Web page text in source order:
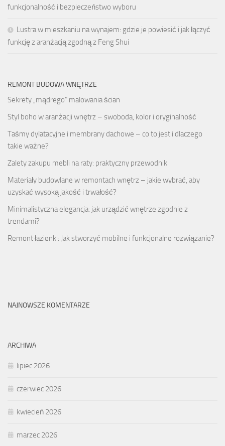
funkcjonalność i bezpieczeństwo wyboru
Lustra w mieszkaniu na wynajem: gdzie je powiesić i jak łączyć
funkcję z aranżacją zgodną z Feng Shui
REMONT BUDOWA WNĘTRZE
Sekrety „mądrego” malowania ścian
Styl boho w aranżacji wnętrz – swoboda, kolor i oryginalność
Taśmy dylatacyjne i membrany dachowe – co to jest i dlaczego
takie ważne?
Zalety zakupu mebli na raty: praktyczny przewodnik
Materiały budowlane w remontach wnętrz – jakie wybrać, aby
uzyskać wysoką jakość i trwałość?
Minimalistyczna elegancja: jak urządzić wnętrze zgodnie z
trendami?
Remont łazienki: Jak stworzyć mobilne i funkcjonalne rozwiązanie?
NAJNOWSZE KOMENTARZE
ARCHIWA
lipiec 2026
czerwiec 2026
kwiecień 2026
marzec 2026